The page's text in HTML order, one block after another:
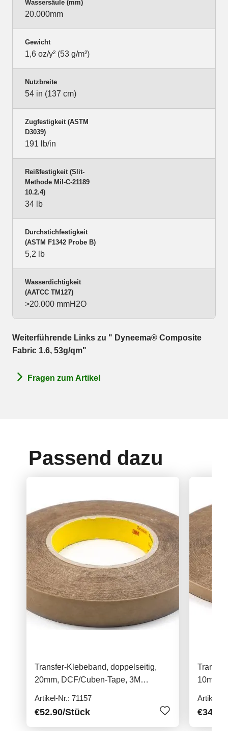
Wassersäule (mm)
20.000mm
Gewicht
1,6 oz/y² (53 g/m²)
Nutzbreite
54 in (137 cm)
Zugfestigkeit (ASTM
D3039)
191 lb/in
Reißfestigkeit (Slit-
Methode Mil-C-21189
10.2.4)
34 lb
Durchstichfestigkeit
(ASTM F1342 Probe B)
5,2 lb
Wasserdichtigkeit
(AATCC TM127)
>20.000 mmH2O
Weiterführende Links zu " Dyneema® Composite
Fabric 1.6, 53g/qm"
Fragen zum Artikel
Passend dazu
Transfer-Klebeband, doppelseitig,
20mm, DCF/Cuben-Tape, 3M
Artikel-Nr.: 71157
€52.90/Stück
10mm,
Artikel-
€34.90